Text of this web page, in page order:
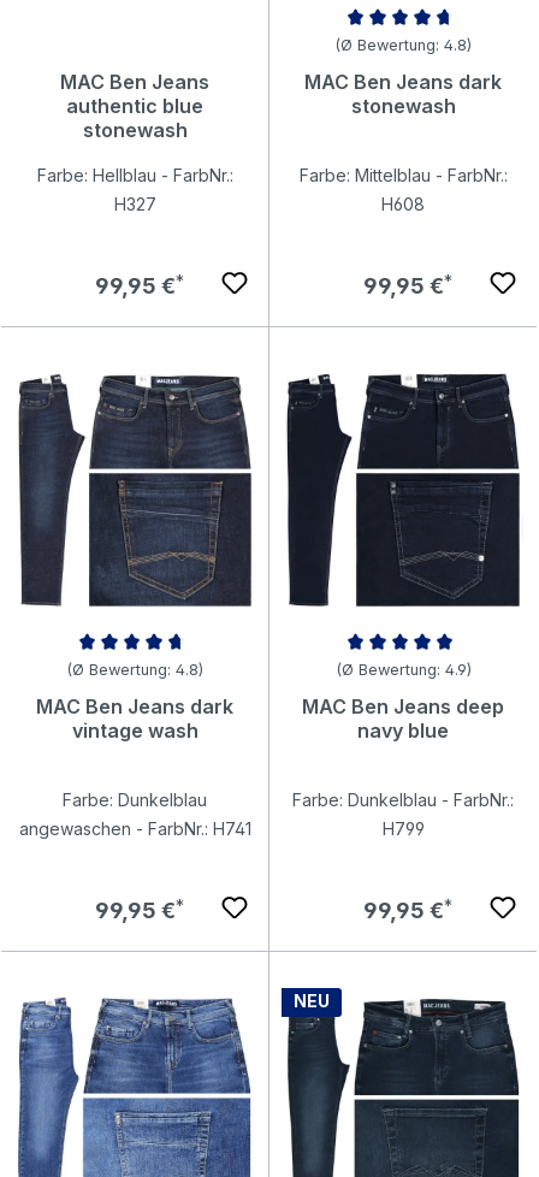
MAC Ben Jeans
authentic blue
stonewash
Farbe: Hellblau - FarbNr.:
H327
Regulärer Preis:
99,95 €
Durchschnittliche Bewertung
(Ø Bewertung: 4.8)
MAC Ben Jeans dark
stonewash
Farbe: Mittelblau - FarbNr.:
H608
Regulärer Preis:
99,95 €
Durchschnittliche Bewertung von 4.83 von 5 Sternen
(Ø Bewertung: 4.8)
MAC Ben Jeans dark
vintage wash
Farbe: Dunkelblau
angewaschen - FarbNr.: H741
Regulärer Preis:
99,95 €
Durchschnittliche Bewertung
(Ø Bewertung: 4.9)
MAC Ben Jeans deep
navy blue
Farbe: Dunkelblau - FarbNr.:
H799
Regulärer Preis:
99,95 €
NEU